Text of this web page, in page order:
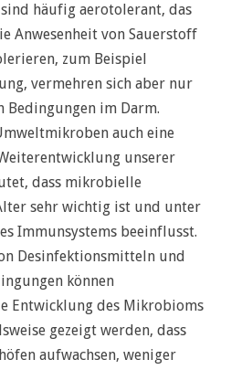
häufig aerotolerant, das
Anwesenheit von Sauerstoff
zum Beispiel
vermehren sich aber nur
Bedingungen im Darm.
auch eine
unserer
dass mikrobielle
sehr wichtig ist und unter
Immunsystems beeinflusst.
Desinfektionsmitteln und
können
Entwicklung des Mikrobioms
gezeigt werden, dass
aufwachsen, weniger